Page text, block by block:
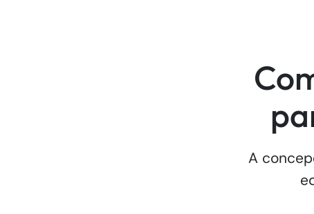
A